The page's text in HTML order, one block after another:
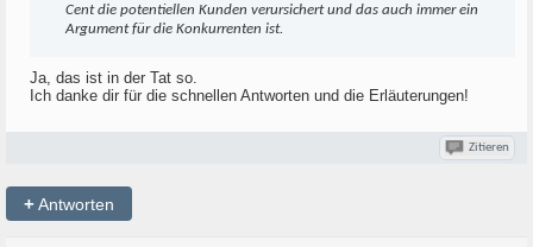
Cent die potentiellen Kunden verursichert und das auch immer ein
Argument für die Konkurrenten ist.
Ja, das ist in der Tat so.
Ich danke dir für die schnellen Antworten und die Erläuterungen!
Zitieren
+Antworten